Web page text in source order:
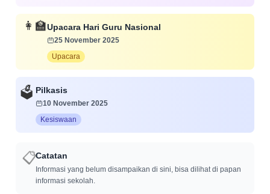
👩‍🏫Upacara Hari Guru Nasional
25 November 2025
Upacara
🗳️ Pilkasis
10 November 2025
Kesiswaan
📋Catatan
Informasi yang belum disampaikan di sini, bisa dilihat di papan
informasi sekolah.